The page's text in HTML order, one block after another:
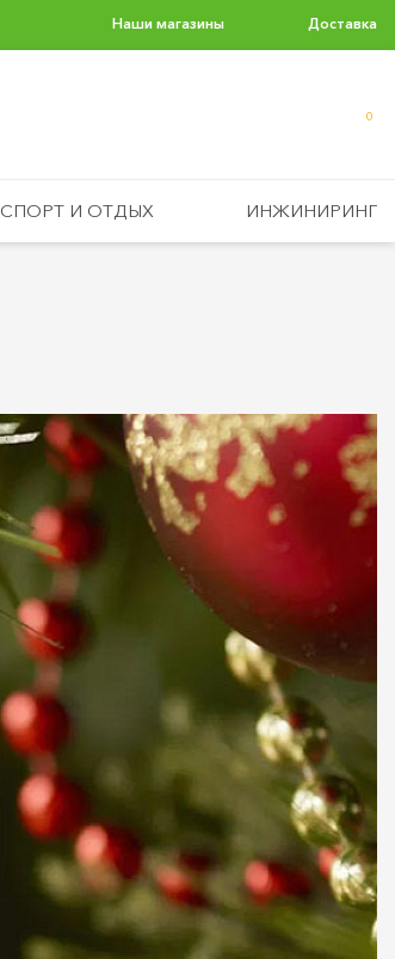
Наши магазины Доставка
0
СПОРТ И ОТДЫХ ИНЖИНИРИНГ